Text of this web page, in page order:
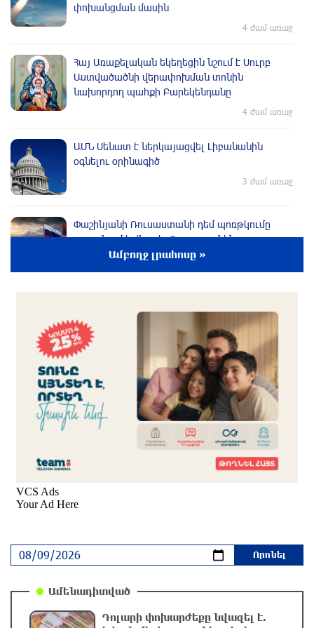
փոխանցման մասին
4 ժամ առաջ
Հայ Առաքելական եկեղեցին նշում է Սուրբ
Աստվածածնի վերափոխման տոնին
նախորդող պահքի Բարեկենդանը
4 ժամ առաջ
ԱՄՆ Սենատ է ներկայացվել Լիբանանին
օգնելու օրինագիծ
3 ժամ առաջ
Փաշինյանի Ռուսաստանի դեմ պոռթկումը
սպառնում է վնասել Հայաստանին.
Մասնագետը բացատրել է, որ «խոսքը հարյուր
«Բայդենի քաղցկեղը տարածվել է, շատ ցավ է
պատճառում», հայտնել է որդին
3 ժամ առաջ
Ո՞վ կհաղթի UFC 331-ում. Արման Ծառուկյանի
ու Մաուրիսիո Ռուֆիի մենամարտի
գործակիցները հայտնի են
3 ժամ առաջ
ջուր չի լինի` օգոստոսի 9-ին
Տարադրամի փոխարժեքները օգոստոսի 9-ին
Ամբողջ լրահոսը »
Ամենադիտված
Դոլարի փոխարժեքը նվազել է.